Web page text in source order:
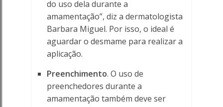
do uso dela durante a
amamentação”, diz a dermatologista
Barbara Miguel. Por isso, o ideal é
aguardar o desmame para realizar a
aplicação.
Preenchimento. O uso de
preenchedores durante a
amamentação também deve ser